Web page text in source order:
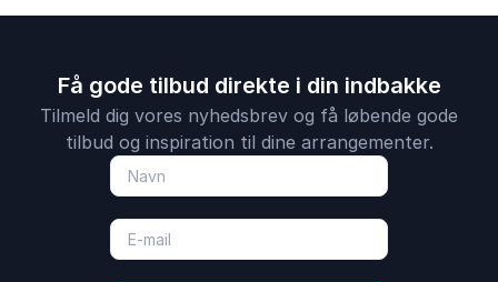
Få gode tilbud direkte i din indbakke
Tilmeld dig vores nyhedsbrev og få løbende gode
tilbud og inspiration til dine arrangementer.